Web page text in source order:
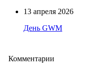
13 апреля 2026
День GWM
Комментарии